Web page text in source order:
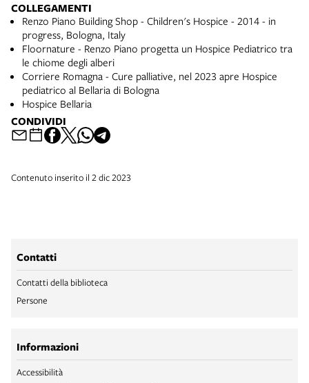
COLLEGAMENTI
Renzo Piano Building Shop - Children's Hospice - 2014 - in
progress, Bologna, Italy
Floornature - Renzo Piano progetta un Hospice Pediatrico tra
le chiome degli alberi
Corriere Romagna - Cure palliative, nel 2023 apre Hospice
pediatrico al Bellaria di Bologna
Hospice Bellaria
CONDIVIDI
Contenuto inserito il 2 dic 2023
Contatti
Contatti della biblioteca
Persone
Informazioni
Accessibilità